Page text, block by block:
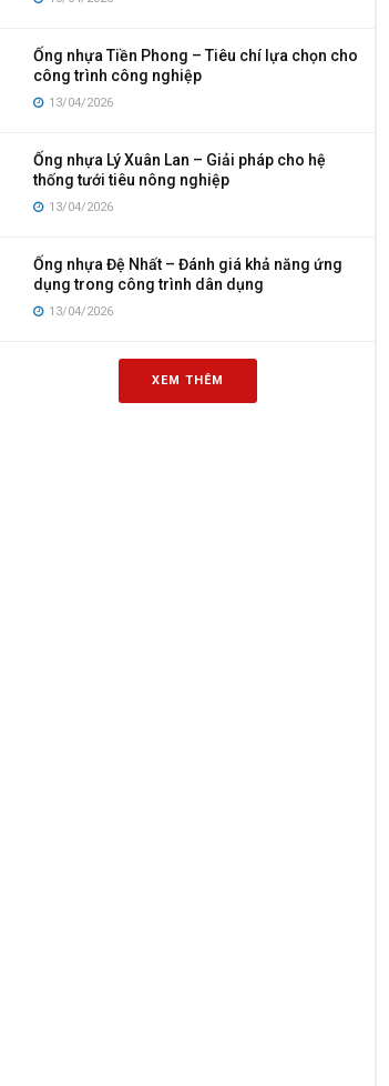
Ống nhựa Tiền Phong – Tiêu chí lựa chọn cho
công trình công nghiệp
13/04/2026
Ống nhựa Lý Xuân Lan – Giải pháp cho hệ
thống tưới tiêu nông nghiệp
13/04/2026
Ống nhựa Đệ Nhất – Đánh giá khả năng ứng
dụng trong công trình dân dụng
13/04/2026
XEM THÊM